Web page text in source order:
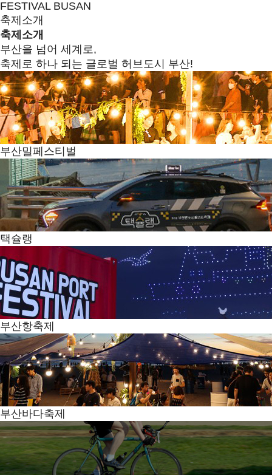
FESTIVAL BUSAN
축제소개
축제소개
부산을 넘어 세계로,
축제로 하나 되는 글로벌 허브도시 부산!
부산밀페스티벌
택슐랭
부산항축제
부산바다축제